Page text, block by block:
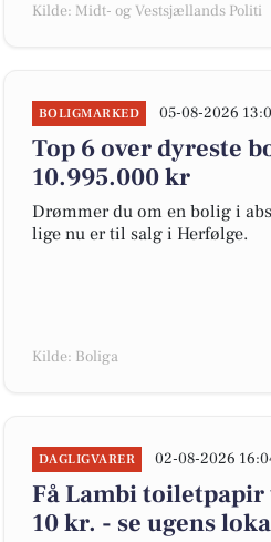
Kilde: Midt- og Vestsjællands Politi
BOLIGMARKED 05-08-2026
Top 6 over dyreste
10.995.000 kr
Drømmer du om en bolig i
lige nu er til salg i Herfølge.
Kilde: Boliga
DAGLIGVARER 02-08-2026
Få Lambi
10 kr. - se ugens